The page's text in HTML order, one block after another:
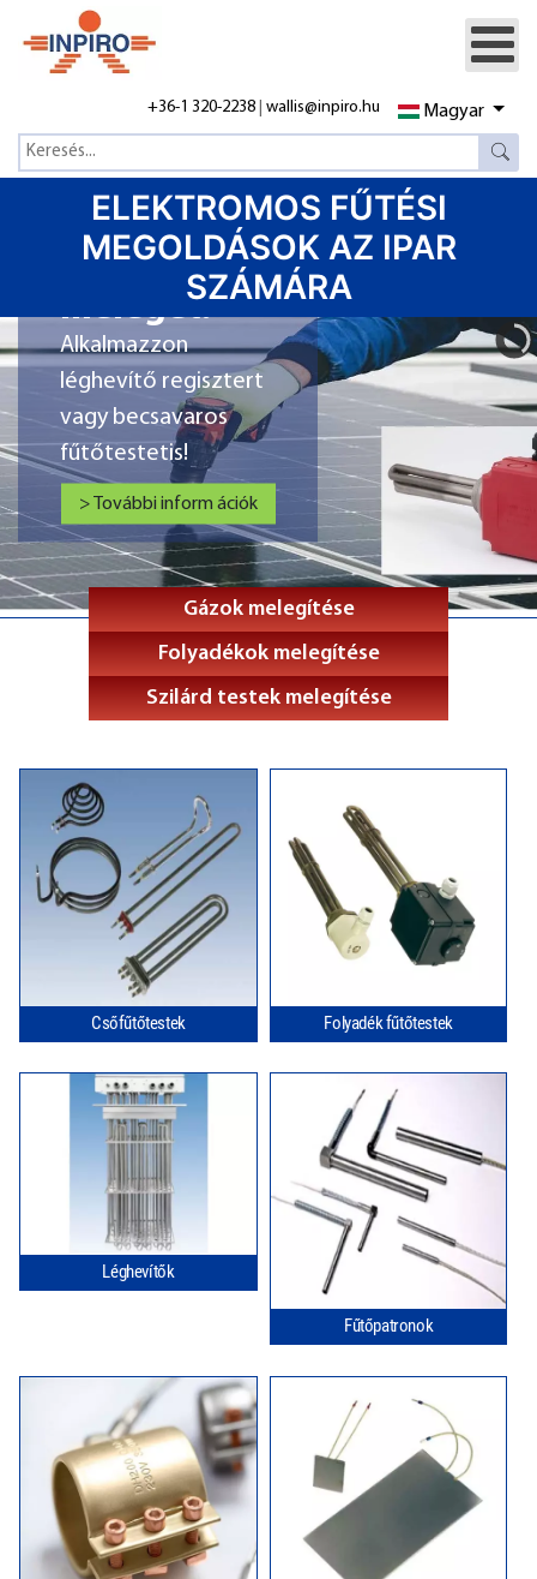
+36-1 320-2238 |wallis@inpiro.hu Magyar
ELEKTROMOS FŰTÉSI
MEGOLDÁSOK AZ IPAR
SZÁMÁRA
Napeleméből
hozzon ki
minden
meleget!
Alkalmazzon
léghevítő regisztert
vagy becsavaros
fűtőtestetis!
> További inform ációk
Gázok melegítése
Folyadékok melegítése
Szilárd testek melegítése
Csőfűtőtestek Folyadék fűtőtestek
Léghevítők
Fűtőpatronok